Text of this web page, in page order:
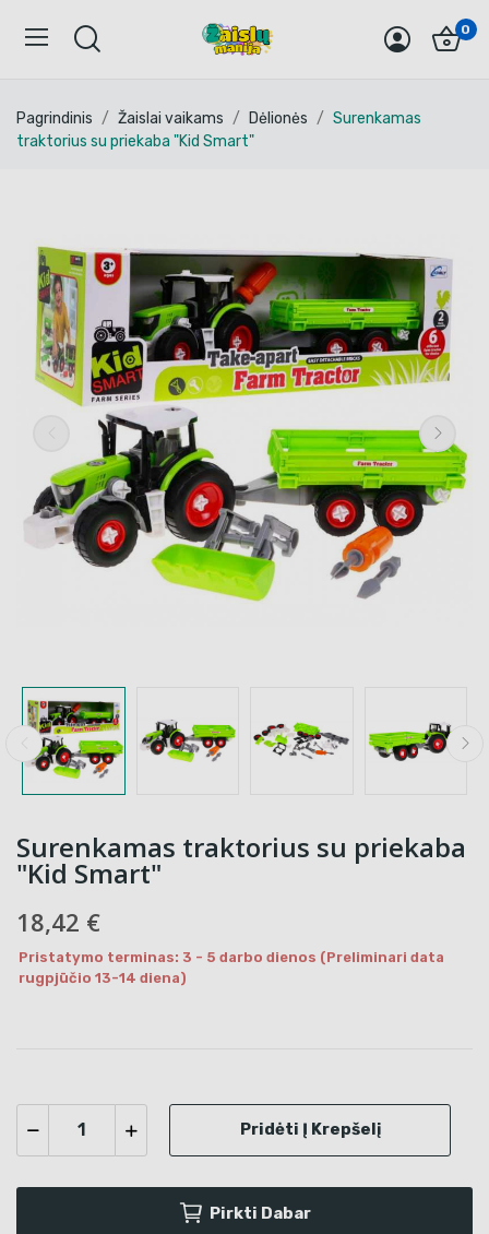
0
Pagrindinis Žaislai vaikams Dėlionės
Surenkamas
traktorius su priekaba "Kid Smart"
Surenkamas traktorius su priekaba
"Kid Smart"
18,42 €
Pristatymo terminas: 3 - 5 darbo dienos (Preliminari data
rugpjūčio 13-14 diena)
Pridėti Į Krepšelį
Pirkti Dabar